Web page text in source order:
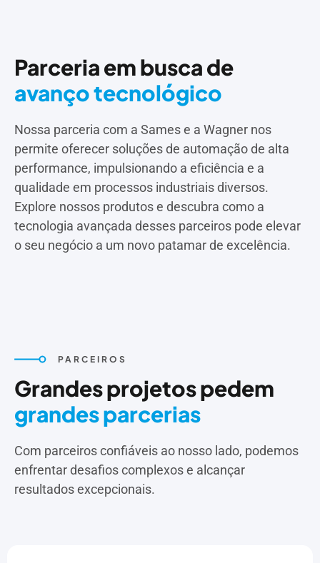
Parceria em busca de
avanço tecnológico
Nossa parceria com a Sames e a Wagner nos
permite oferecer soluções de automação de alta
performance, impulsionando a eficiência e a
qualidade em processos industriais diversos.
Explore nossos produtos e descubra como a
tecnologia avançada desses parceiros pode elevar
o seu negócio a um novo patamar de excelência.
PARCEIROS
Grandes projetos pedem
grandes parcerias
Com parceiros confiáveis ao nosso lado, podemos
enfrentar desafios complexos e alcançar
resultados excepcionais.